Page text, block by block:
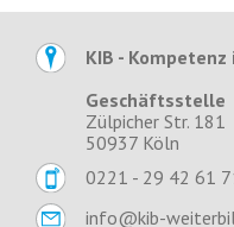
KIB -
Geschäftsstelle
Zülpicher Str. 181
50937 Köln
0221 - 29 42 61
info@kib-